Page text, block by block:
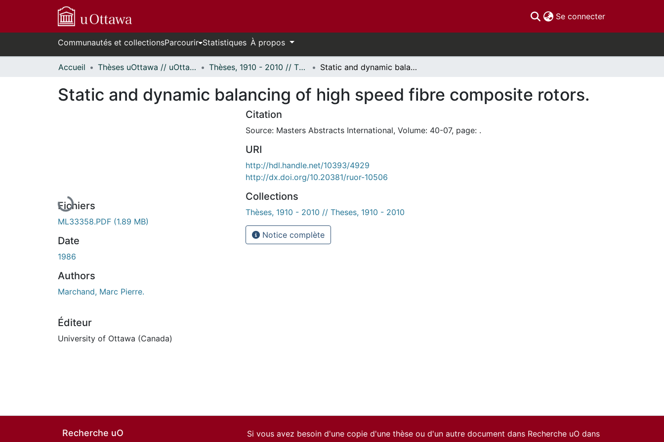
Se connecter(current)
Communautés et collectionsParcourir Statistiques À propos
Accueil Thèses uOttawa // uOttawa Theses Thèses, 1910 - 2010 // Theses, 1910 - 2010 Static and dynamic balancing of high speed fibre composite rotors.
Static and dynamic balancing of high speed fibre composite rotors.
En cours de chargement...
Fichiers
ML33358.PDF (1.89 MB)
Date
1986
Authors
Marchand, Marc Pierre.
Éditeur
University of Ottawa (Canada)
Citation
Source: Masters Abstracts International, Volume: 40-07, page: .
URI
http://hdl.handle.net/10393/4929
http://dx.doi.org/10.20381/ruor-10506
Collections
Thèses, 1910 - 2010 // Theses, 1910 - 2010
Notice complète
Recherche uO
Si vous avez besoin d'une copie d'une thèse ou d'un autre document dans Recherche uO dans